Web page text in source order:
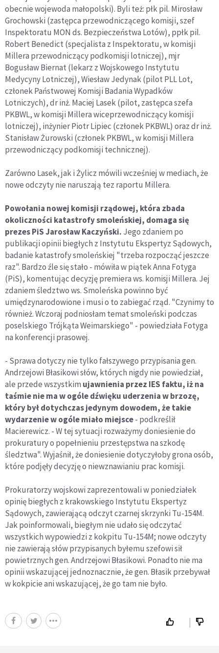
obecnie wojewoda małopolski). Byli też: płk pil. Mirosław
Grochowski (zastępca przewodniczącego komisji, szef
Inspektoratu MON ds. Bezpieczeństwa Lotów), ppłk pil.
Robert Benedict (specjalista z Inspektoratu, w komisji
Millera przewodniczący podkomisji lotniczej), mjr
Bogusław Biernat (lekarz z Wojskowego Instytutu
Medycyny Lotniczej), Wiesław Jedynak (pilot PLL Lot,
członek Państwowej Komisji Badania Wypadków
Lotniczych), dr inż. Maciej Lasek (pilot, zastępca szefa
PKBWL, w komisji Millera wiceprzewodniczący komisji
lotniczej), inżynier Piotr Lipiec (członek PKBWL) oraz dr inż.
Stanisław Żurowski (członek PKBWL, w komisji Millera
przewodniczący podkomisji technicznej).
Zarówno Lasek, jak i Żylicz mówili wcześniej w mediach, że
nowe odczyty nie naruszają tez raportu Millera.
Powołania nowej komisji rządowej, która zbada
okoliczności katastrofy smoleńskiej, domaga się
prezes PiS Jarosław Kaczyński. Jego zdaniem po
publikacji opinii biegłych z Instytutu Ekspertyz Sądowych,
badanie katastrofy smoleńskiej "trzeba rozpocząć jeszcze
raz". Bardzo źle się stało - mówiła w piątek Anna Fotyga
(PiS), komentując decyzję premiera ws. komisji Millera. Jej
zdaniem śledztwo ws. Smoleńska powinno być
umiędzynarodowione i musi o to zabiegać rząd. "Czynimy to
również. Wczoraj podniosłam temat smoleński podczas
poselskiego Trójkąta Weimarskiego" - powiedziała Fotyga
na konferencji prasowej.
- Sprawa dotyczy nie tylko fałszywego przypisania gen.
Andrzejowi Błasikowi słów, których nigdy nie powiedział,
ale przede wszystkim ujawnienia przez IES faktu, iż na
taśmie nie ma w ogóle dźwięku uderzenia w brzozę,
który był dotychczas jedynym dowodem, że takie
wydarzenie w ogóle miało miejsce- podkreślił
Macierewicz. - W tej sytuacji rozważymy doniesienie do
prokuratury o popełnieniu przestępstwa na szkodę
śledztwa". Wyjaśnił, że doniesienie dotyczyłoby grona osób,
które podjęły decyzję o niewznawianiu prac komisji.
Prokuratorzy wojskowi zaprezentowali w poniedziałek
opinię biegłych z krakowskiego Instytutu Ekspertyz
Sądowych, zawierającą odczyt czarnej skrzynki Tu-154M.
Jak poinformowali, biegłym nie udało się odczytać
wszystkich wypowiedzi z kokpitu Tu-154M; nowe odczyty
nie zawierają słów przypisanych byłemu szefowi sił
powietrznych gen. Andrzejowi Błasikowi. Ponadto nie ma
opinii wskazującej jednoznacznie, że gen. Błasik przebywał
w kokpicie ani wskazującej, że go tam nie było.